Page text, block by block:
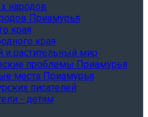
народов
Приамурья
края
края
растительный мир
проблемы Приамурья
места Приамурья
писателей
- детям